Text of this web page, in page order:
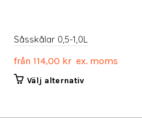
Såsskålar 0,5-1,0L
från 114,00 krex. moms
Välj alternativDen